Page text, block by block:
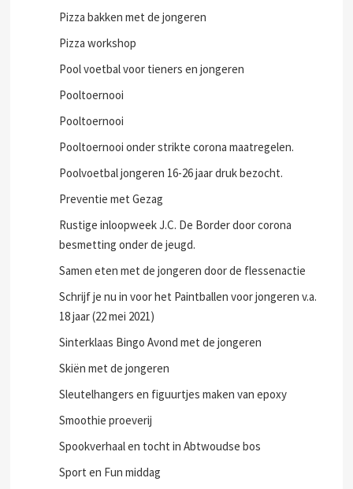
Pizza bakken met de jongeren
Pizza workshop
Pool voetbal voor tieners en jongeren
Pooltoernooi
Pooltoernooi
Pooltoernooi onder strikte corona maatregelen.
Poolvoetbal jongeren 16-26 jaar druk bezocht.
Preventie met Gezag
Rustige inloopweek J.C. De Border door corona
besmetting onder de jeugd.
Samen eten met de jongeren door de flessenactie
Schrijf je nu in voor het Paintballen voor jongeren v.a.
18 jaar (22 mei 2021)
Sinterklaas Bingo Avond met de jongeren
Skiën met de jongeren
Sleutelhangers en figuurtjes maken van epoxy
Smoothie proeverij
Spookverhaal en tocht in Abtwoudse bos
Sport en Fun middag